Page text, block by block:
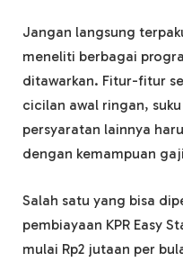
Jangan langsung
meneliti berbagai
ditawarkan. Fitur-fitur
cicilan awal ringan,
persyaratan lainnya
dengan kemampuan
Salah satu yang bisa
pembiayaan KPR Easy
mulai Rp2 jutaan per